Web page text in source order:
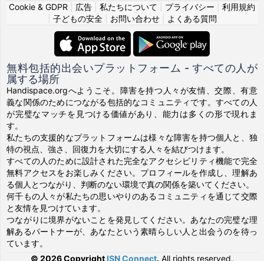
Cookie & GDPR
広告 私たちについて プライバシー
利用規約
子どもの安全| お問い合わせ| よくある質問
無料包括的出会いプラットフォーム - すべての人が
属する場所
Handispace.orgへようこそ。障害を持つ人々が友情、交際、有意
義な関係のためにつながる包括的なコミュニティです。すべての人
が完璧なマッチを見つける価値があり、能力は多くの形で現れま
す。
私たちの支援的なプラットフォームは様々な障害を持つ個人と、独
特の視点、強さ、回復力を大切にする人々を結びつけます。
すべての人のために設計された完全なアクセシビリティ機能で完全
無料アクセスをお楽しみください。プロフィールを作成し、理解あ
る個人とつながり、判断のない環境で真の関係を築いてください。
何千もの人々が私たちの思いやりのあるコミュニティを通じて交際
と友情を見つけています。
つながりに境界がないことを発見してください。あなたの完璧な理
解あるパートナーが、あなたという素晴らしい人と出会うのを待っ
ています。
© 2026 Copyright ISN Connect. All rights reserved.